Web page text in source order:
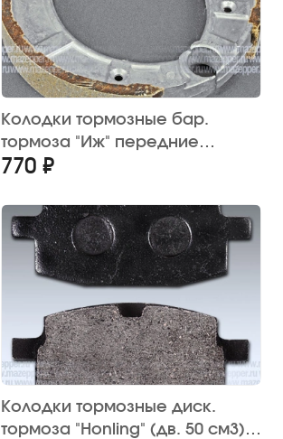
Колодки тормозные бар.
тормоза "Иж" передние
(190х30 мм.) Китай (2 шт.)
770 ₽
Колодки тормозные диск.
тормоза "Honling" (дв. 50 см3),